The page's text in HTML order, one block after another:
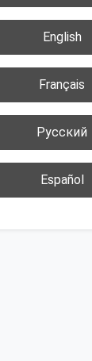
English
Français
Русский
Español